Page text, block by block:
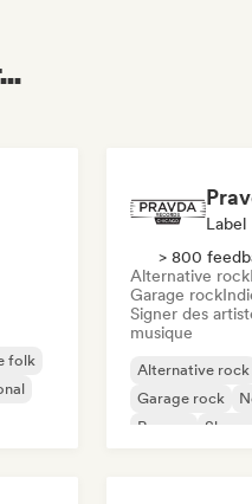
folk
Label
> 800
Alternative rock
Garage rock
Signer des
musique
Alternative rock
Garage rock
Reggae